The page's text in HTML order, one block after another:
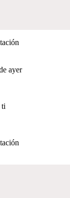
ayer
ti